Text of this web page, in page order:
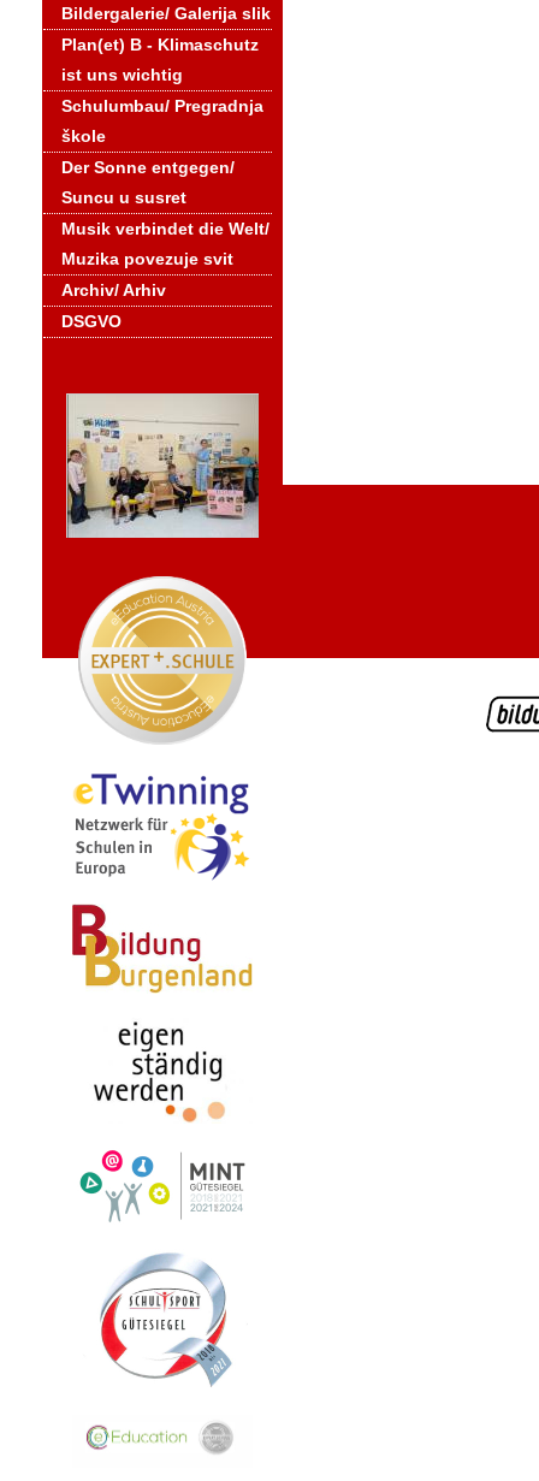
Bildergalerie/ Galerija slik
Plan(et) B - Klimaschutz
ist uns wichtig
Schulumbau/ Pregradnja
škole
Der Sonne entgegen/
Suncu u susret
Musik verbindet die Welt/
Muzika povezuje svit
Archiv/ Arhiv
DSGVO